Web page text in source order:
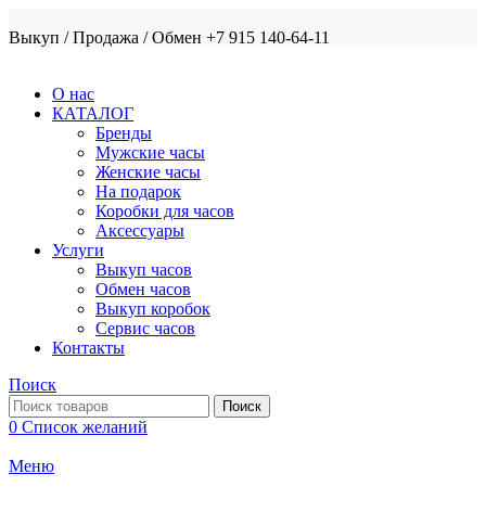
Выкуп / Продажа / Обмен +7 915 140-64-11
О нас
КАТАЛОГ
Бренды
Мужские часы
Женские часы
На подарок
Коробки для часов
Аксессуары
Услуги
Выкуп часов
Обмен часов
Выкуп коробок
Сервис часов
Контакты
Поиск
Поиск
0 Список желаний
Меню